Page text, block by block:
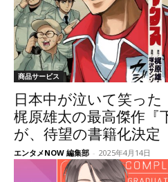
商品サービス
日本中が泣いて笑った
梶原雄太の最高傑作『
が、待望の書籍化決定
エンタメNOW 編集部 - 2025年4月14日